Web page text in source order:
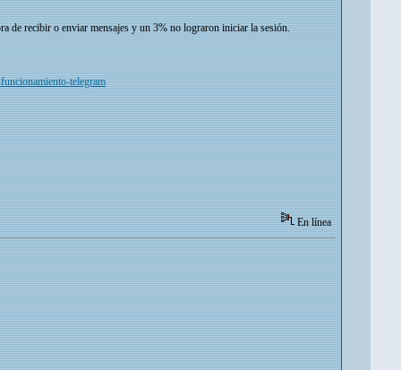
de recibir o enviar mensajes y un 3% no lograron iniciar la sesión.
telegram
En línea